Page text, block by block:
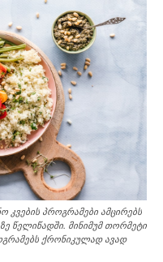
კვების პროგრამები ამცირებს
წელიწადში. მინიმუმ თორმეტი
ქრონიკულად ავად